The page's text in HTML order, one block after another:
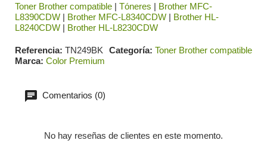
Toner Brother compatible | Tóneres | Brother MFC-
L8390CDW | Brother MFC-L8340CDW | Brother HL-
L8240CDW | Brother HL-L8230CDW
Referencia TN249BK Categoría Toner Brother compatible
Marca Color Premium
Comentarios (0)
No hay reseñas de clientes en este momento.